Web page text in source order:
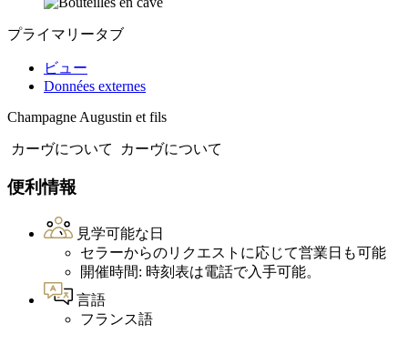
プライマリータブ
ビュー
Données externes
Champagne Augustin et fils
カーヴについて カーヴについて
便利情報
見学可能な日
セラーからのリクエストに応じて営業日も可能
開催時間: 時刻表は電話で入手可能。
言語
フランス語